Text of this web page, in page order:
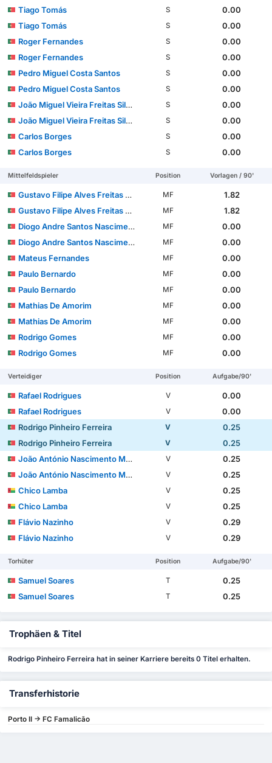
Tiago Tomás
S
0.00
Tiago Tomás
S
0.00
Roger Fernandes
S
0.00
Roger Fernandes
S
0.00
Pedro Miguel Costa Santos
S
0.00
Pedro Miguel Costa Santos
S
0.00
João Miguel Vieira Freitas Silva Marques
S
0.00
João Miguel Vieira Freitas Silva Marques
S
0.00
Carlos Borges
S
0.00
Carlos Borges
S 0.00
Mittelfeldspieler Position Vorlagen / 90'
Gustavo Filipe Alves Freitas Azevedo Sá MF
1.82
Gustavo Filipe Alves Freitas Azevedo Sá
MF
1.82
Diogo Andre Santos Nascimento
MF
0.00
Diogo Andre Santos Nascimento
MF
0.00
Mateus Fernandes
MF
0.00
Paulo Bernardo
MF
0.00
Paulo Bernardo
MF
0.00
Mathias De Amorim
MF
0.00
Mathias De Amorim
MF
0.00
Rodrigo Gomes
MF
0.00
Rodrigo Gomes
MF 0.00
Verteidiger Position Aufgabe/90'
Rafael Rodrigues V
0.00
Rafael Rodrigues
V
0.00
Rodrigo Pinheiro Ferreira
V
0.25
Rodrigo Pinheiro Ferreira
V
0.25
João António Nascimento Muniz
V
0.25
João António Nascimento Muniz
V
0.25
Chico Lamba
V
0.25
Chico Lamba
V
0.25
Flávio Nazinho
V
0.29
Flávio Nazinho
V 0.29
Torhüter Position Aufgabe/90'
Samuel Soares T
0.25
Samuel Soares
T 0.25
Trophäen & Titel
Rodrigo Pinheiro Ferreira hat in seiner Karriere bereits 0 Titel erhalten.
Transferhistorie
Porto II -> FC Famalicão